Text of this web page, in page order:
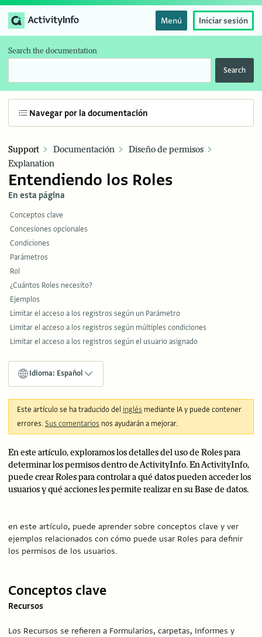
Menú Iniciar sesión
Search the documentation
Search
Navegar por la documentación
Support Documentación
Diseño de permisos
Explanation
Entendiendo los Roles
En esta página
Conceptos clave
Concesiones opcionales
Condiciones
Parámetros
Rol
¿Cuántos Roles necesito?
Ejemplos
Limitar el acceso a los registros según un Parámetro
Limitar el acceso a los registros según múltiples condiciones
Limitar el acceso a los registros según el usuario asignado
Idioma: Español
Este artículo se ha traducido del inglés mediante IA y puede contener
errores.Sus comentarios nos ayudarán a mejorar.
En este artículo, exploramos los detalles del uso de Roles para
determinar los permisos dentro de ActivityInfo. En ActivityInfo,
puede crear Roles para controlar a qué datos pueden acceder los
usuarios y qué acciones les permite realizar en su Base de datos.
en este artículo, puede aprender sobre conceptos clave y ver
ejemplos relacionados con cómo puede usar Roles para definir
los permisos de los usuarios.
Conceptos clave
Recursos
Los Recursos se refieren a Formularios, carpetas, Informes y